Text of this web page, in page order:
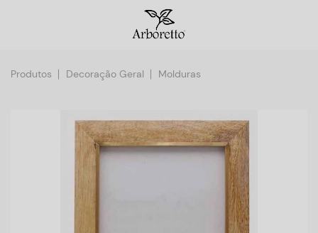
Produtos Decoração Geral Molduras